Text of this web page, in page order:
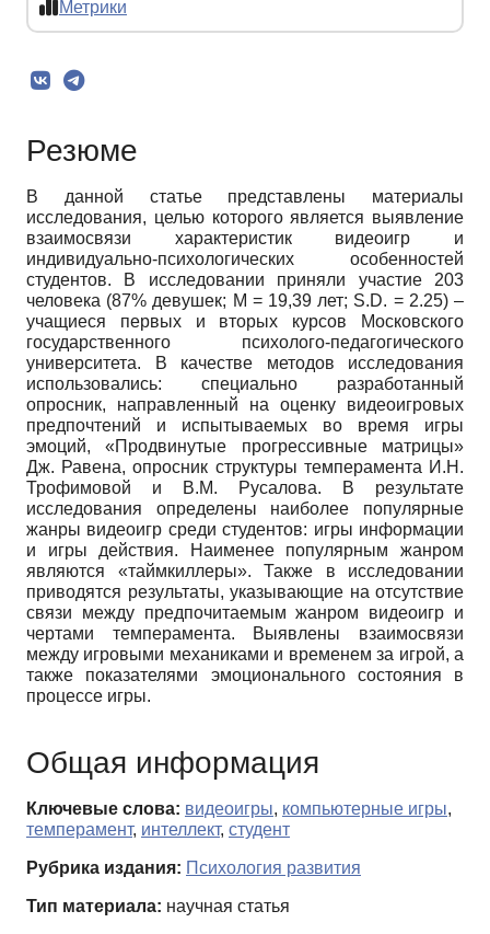
Метрики
Резюме
В данной статье представлены материалы
исследования, целью которого является выявление
взаимосвязи характеристик видеоигр и
индивидуально-психологических особенностей
студентов. В исследовании приняли участие 203
человека (87% девушек; М = 19,39 лет; S.D. = 2.25) –
учащиеся первых и вторых курсов Московского
государственного психолого-педагогического
университета. В качестве методов исследования
использовались: специально разработанный
опросник, направленный на оценку видеоигровых
предпочтений и испытываемых во время игры
эмоций, «Продвинутые прогрессивные матрицы»
Дж. Равена, опросник структуры темперамента И.Н.
Трофимовой и В.М. Русалова. В результате
исследования определены наиболее популярные
жанры видеоигр среди студентов: игры информации
и игры действия. Наименее популярным жанром
являются «таймкиллеры». Также в исследовании
приводятся результаты, указывающие на отсутствие
связи между предпочитаемым жанром видеоигр и
чертами темперамента. Выявлены взаимосвязи
между игровыми механиками и временем за игрой, а
также показателями эмоционального состояния в
процессе игры.
Общая информация
Ключевые слова: видеоигры, компьютерные игры,
темперамент, интеллект, студент
Рубрика издания: Психология развития
Тип материала: научная статья